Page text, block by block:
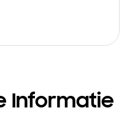
Informatie